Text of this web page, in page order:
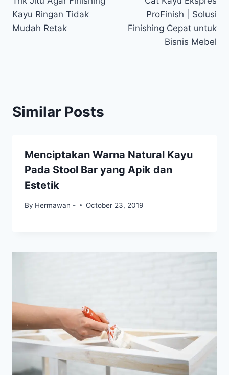
navigation
Kayu Ringan Tidak
Mudah Retak
ProFinish | Solusi
Finishing Cepat untuk
Bisnis Mebel
Similar Posts
Menciptakan Warna Natural Kayu
Pada Stool Bar yang Apik dan
Estetik
By Hermawan - October 23, 2019